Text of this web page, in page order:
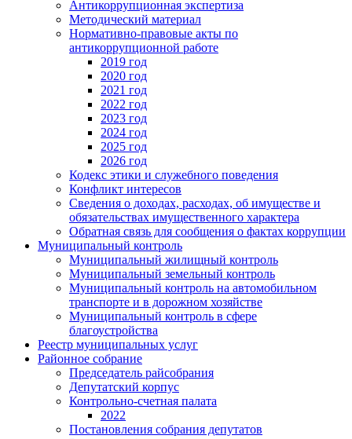
Антикоррупционная экспертиза
Методический материал
Нормативно-правовые акты по
антикоррупционной работе
2019 год
2020 год
2021 год
2022 год
2023 год
2024 год
2025 год
2026 год
Кодекс этики и служебного поведения
Конфликт интересов
Сведения о доходах, расходах, об имуществе и
обязательствах имущественного характера
Обратная связь для сообщения о фактах коррупции
Муниципальный контроль
Муниципальный жилищный контроль
Муниципальный земельный контроль
Муниципальный контроль на автомобильном
транспорте и в дорожном хозяйстве
Муниципальный контроль в сфере
благоустройства
Реестр муниципальных услуг
Районное собрание
Председатель райсобрания
Депутатский корпус
Контрольно-счетная палата
2022
Постановления собрания депутатов